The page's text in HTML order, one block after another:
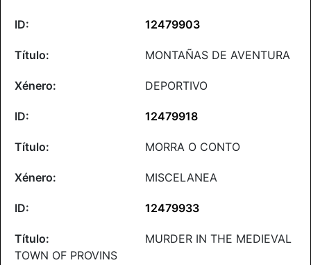
12479903
MONTAÑAS DE AVENTURA
DEPORTIVO
12479918
MORRA O CONTO
MISCELANEA
12479933
MURDER IN THE MEDIEVAL
TOWN OF PROVINS